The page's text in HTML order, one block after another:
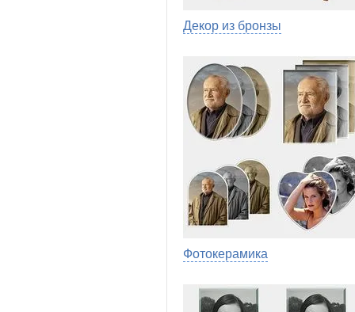
Декор из бронзы
Фотокерамика